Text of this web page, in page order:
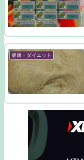
健康・ダイエット